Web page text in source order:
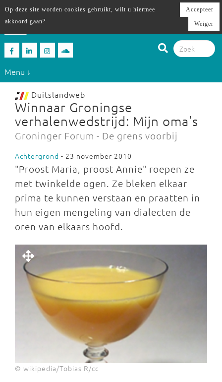
Menu ↓
Duitslandweb
Winnaar Groningse
verhalenwedstrijd: Mijn oma's
Groninger Forum - De grens voorbij
Achtergrond - 23 november 2010
"Proost Maria, proost Annie" roepen ze
met twinkelde ogen. Ze bleken elkaar
prima te kunnen verstaan en praatten in
hun eigen mengeling van dialecten de
oren van elkaars hoofd.
© wikipedia/Tobias R/cc
Op deze site worden cookies gebruikt, wilt u hiermee
akkoord gaan?
Accepteer
Weiger